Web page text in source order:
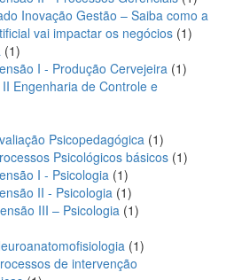
Inovação Gestão – Saiba como a
vai impactar os negócios 11
11
produtoI - Produção Cervejeira 11
Engenharia de Controle e
Psicopedagógica 11
produto
Psicológicos básicos 11
I - Psicologia 11
produto
II - Psicologia 11
produto
III – Psicologia 11
11
de intervenção